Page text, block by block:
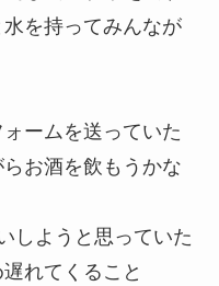
を持ってみんなが
ームを送っていた
お酒を飲もうかな
しようと思っていた
れてくること